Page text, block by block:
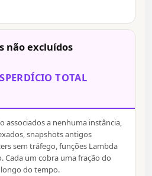
não excluídos
TOTAL
associados a nenhuma instância,
snapshots antigos
sem tráfego, funções Lambda
Cada um cobra uma fração do
do tempo.